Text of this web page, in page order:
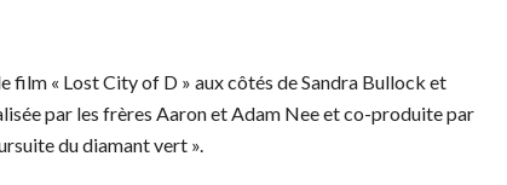
film « Lost City of D » aux côtés de Sandra Bullock et
par les frères Aaron et Adam Nee et co-produite par
du diamant vert ».